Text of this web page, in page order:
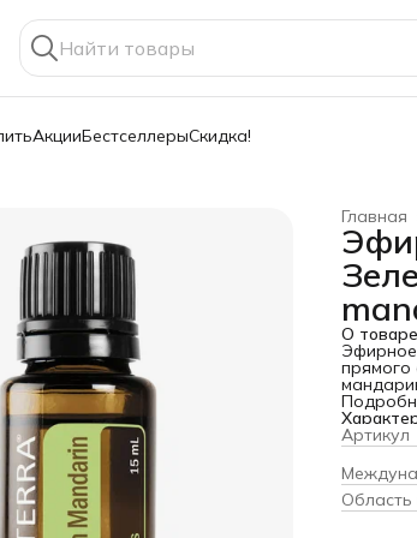
АкцииБестселлерыСкидка!
Главная
О товаре
систему
Лимонен
отлично
клеток.
Артикул
Область